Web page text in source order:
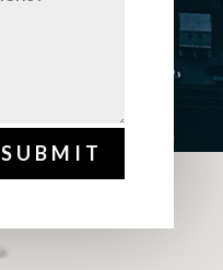
SUBMIT